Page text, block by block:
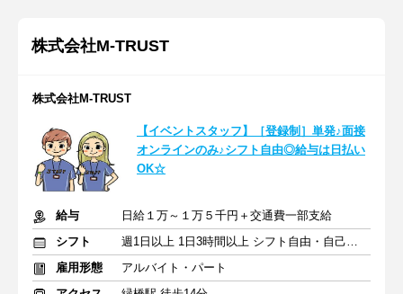
株式会社M-TRUST
株式会社M‐TRUST
【イベントスタッフ】［登録制］単発♪面接
オンラインのみ♪シフト自由◎給与は日払い
OK☆
給与
日給１万～１万５千円＋交通費一部支給
シフト
週1日以上 1日3時間以上 シフト自由・自己申告
雇用形態
アルバイト・パート